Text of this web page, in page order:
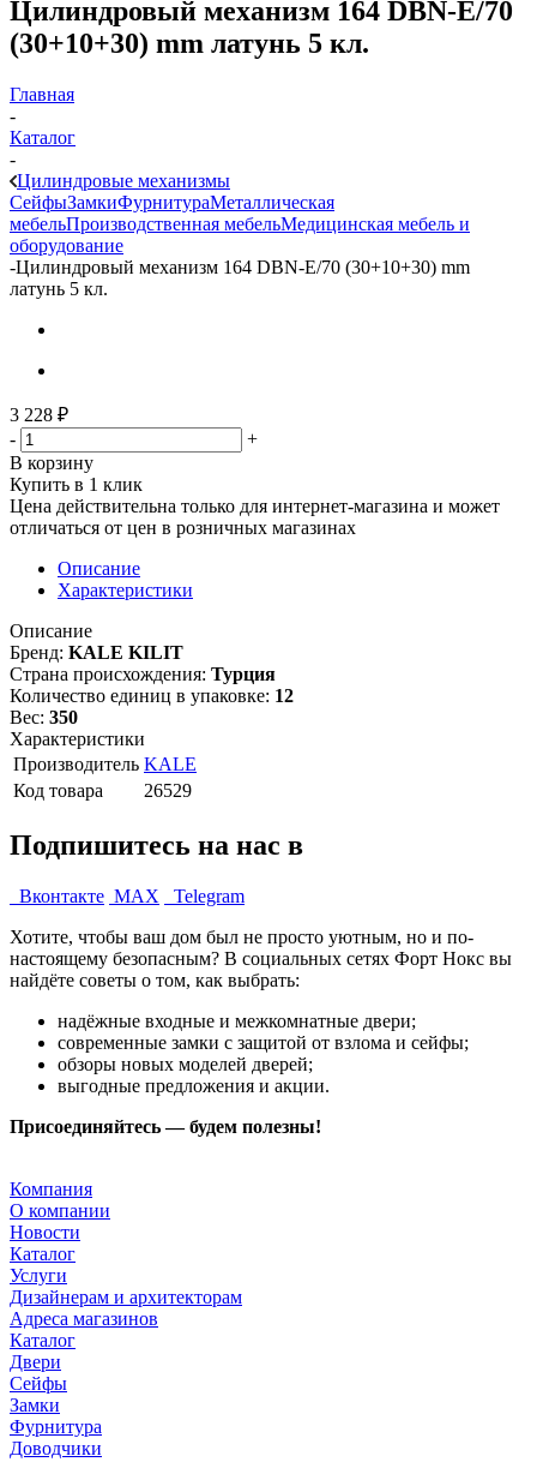
Цилиндровый механизм 164 DBN-E/70
(30+10+30) mm латунь 5 кл.
Главная
-
Каталог
-
Цилиндровые механизмы
СейфыЗамкиФурнитураМеталлическая
мебельПроизводственная мебельМедицинская мебель и
оборудование
-Цилиндровый механизм 164 DBN-E/70 (30+10+30) mm
латунь 5 кл.
3 228 ₽
-
+
В корзину
Купить в 1 клик
Цена действительна только для интернет-магазина и может
отличаться от цен в розничных магазинах
Описание
Характеристики
Описание
Бренд: KALE KILIT
Страна происхождения: Турция
Количество единиц в упаковке: 12
Вес: 350
Характеристики
Производитель KALE
Код товара
26529
Подпишитесь на нас в
Вконтакте MAX
Telegram
Хотите, чтобы ваш дом был не просто уютным, но и по-
настоящему безопасным? В социальных сетях Форт Нокс вы
найдёте советы о том, как выбрать:
надёжные входные и межкомнатные двери;
современные замки с защитой от взлома и сейфы;
обзоры новых моделей дверей;
выгодные предложения и акции.
Присоединяйтесь — будем полезны!
Компания
О компании
Новости
Каталог
Услуги
Дизайнерам и архитекторам
Адреса магазинов
Каталог
Двери
Сейфы
Замки
Фурнитура
Доводчики